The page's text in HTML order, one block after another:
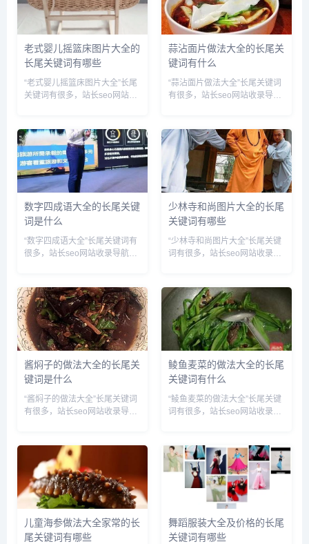
老式婴儿摇篮床图片大全的
长尾关键词有哪些
“老式婴儿摇篮床图片大全”长尾
关键词有很多，站长seo网站收
关长尾关键词：老式婴儿摇篮床
图片大全集,老式婴儿摇篮床图
片大全及价格,老式摇篮对婴...
蒜沾面片做法大全的长尾关
键词有什么
“蒜沾面片做法大全”长尾关键词
有很多，站长seo网站收录导航
关键词：蒜沾面片做法大全窍
门,蒜沾面片做法大全视频,蒜沾
面片做法大全图解,蒜沾面片...
数字四成语大全的长尾关键
词是什么
“数字四成语大全”长尾关键词有
很多，站长seo网站收录导航网
键词：数字四成语大全 四字成
语,数字四成语有哪些成语,数字
四四字成语,数字四字成语...
少林寺和尚图片大全的长尾
关键词有哪些
“少林寺和尚图片大全”长尾关键
词有很多，站长seo网站收录导
尾关键词：少林寺和尚图片大全
高清,少林寺和尚的图片,少林寺
和尚图片头像,少林寺老和...
酱焖子的做法大全的长尾关
键词是什么
“酱焖子的做法大全”长尾关键词
有很多，站长seo网站收录导航
关键词：酱焖子的做法大全窍
门,酱焖子的做法大全视频,酱焖
子的做法大全家常,酱焖子怎...
鲮鱼麦菜的做法大全的长尾
关键词有什么
“鲮鱼麦菜的做法大全”长尾关键
词有很多，站长seo网站收录导
尾关键词：鲮鱼麦菜哪里做法,
鲮鱼麦菜怎么做好吃窍门窍门,
鲮鱼麦菜图片,鲮鱼麦菜饭,...
儿童海参做法大全家常的长
尾关键词有哪些
舞蹈服装大全及价格的长尾
关键词有哪些